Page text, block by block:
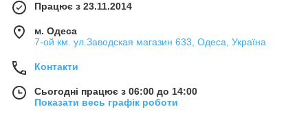
Працює з 23.11.2014
м. Одеса
7-ой км. ул.Заводская магазин 633, Одеса, Україна
Контакти
Сьогодні працює з 06:00 до 14:00
Показати весь графік роботи